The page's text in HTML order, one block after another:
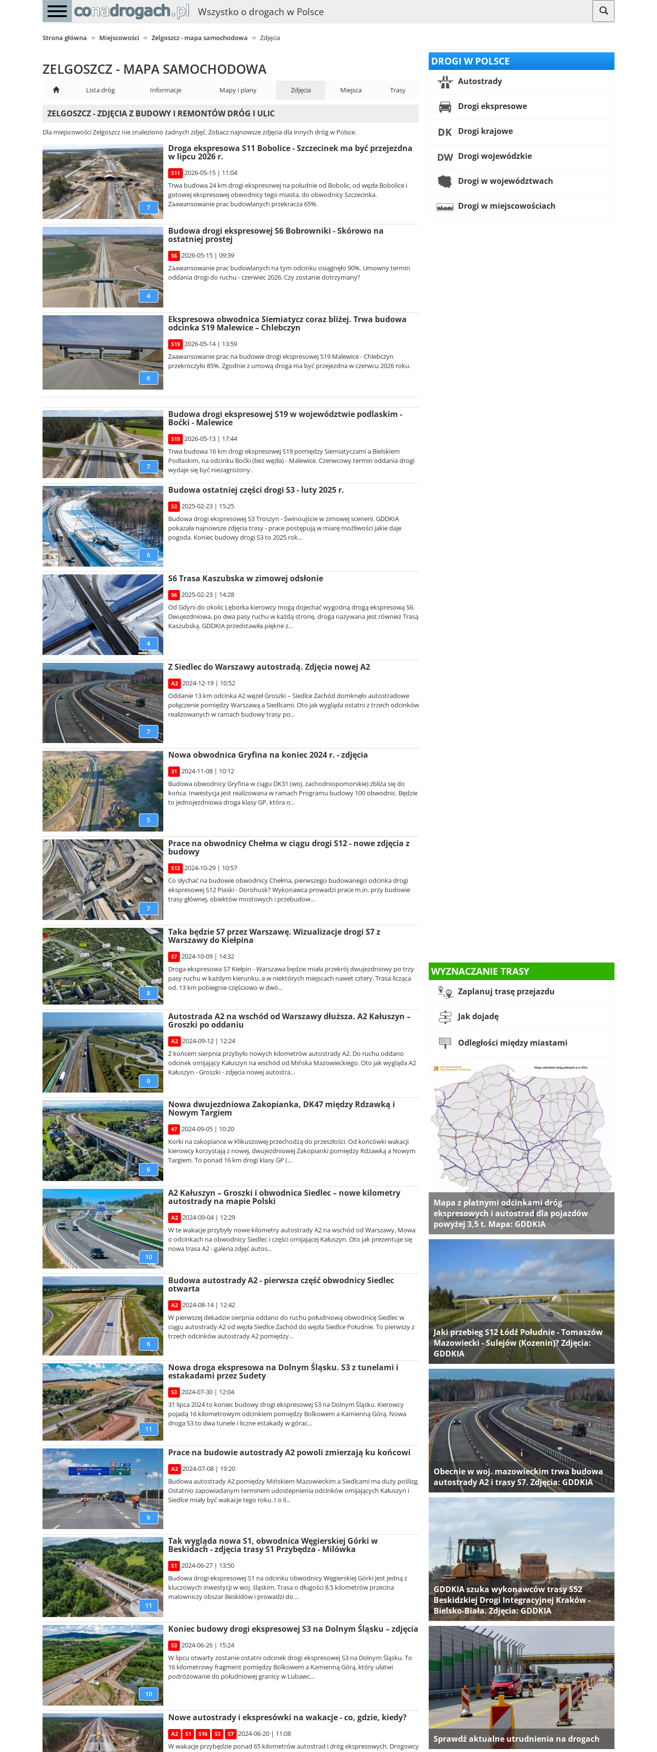
Wszystko o drogach w Polsce
Strona główna Miejscowości Zelgoszcz - mapa samochodowa Zdjęcia
ZELGOSZCZ - MAPA SAMOCHODOWA
Lista dróg Informacje Mapy i plany Zdjęcia Miejsca Trasy
ZELGOSZCZ - ZDJĘCIA Z BUDOWY I REMONTÓW DRÓG I ULIC
Dla miejscowości Zelgoszcz nie znaleziono żadnych zdjęć. Zobacz najnowsze zdjęcia dla innych dróg w Polsce.
7
Droga ekspresowa S11 Bobolice - Szczecinek ma być przejezdna
w lipcu 2026 r.
S11
2026-05-15 | 11:04
Trwa budowa 24 km drogi ekspresowej na południe od Bobolic, od węzła Bobolice i
gotowej ekspresowej obwodnicy tego miasta, do obwodnicy Szczecinka.
Zaawansowanie prac budowlanych przekracza 65%.
4
Budowa drogi ekspresowej S6 Bobrowniki - Skórowo na
ostatniej prostej
S6
2026-05-15 | 09:39
Zaawansowanie prac budowlanych na tym odcinku osiągnęło 90%. Umowny termin
oddania drogi do ruchu - czerwiec 2026. Czy zostanie dotrzymany?
6
Ekspresowa obwodnica Siemiatycz coraz bliżej. Trwa budowa
odcinka S19 Malewice – Chlebczyn
S19
2026-05-14 | 13:59
Zaawansowanie prac na budowie drogi ekspresowej S19 Malewice - Chlebczyn
przekroczyło 85%. Zgodnie z umową droga ma być przejezdna w czerwcu 2026 roku.
7
Budowa drogi ekspresowej S19 w województwie podlaskim -
Boćki - Malewice
S19
2026-05-13 | 17:44
Trwa budowa 16 km drogi ekspresowej S19 pomiędzy Siemiatyczami a Bielskiem
Podlaskim, na odcinku Boćki (bez węzła) - Malewice. Czerwcowy termin oddania drogi
wydaje się być niezagrożony.
6
Budowa ostatniej części drogi S3 - luty 2025 r.
S3
2025-02-23 | 15:25
Budowa drogi ekspresowej S3 Troszyn - Świnoujście w zimowej scenerii. GDDKIA
pokazała najnowsze zdjęcia trasy - prace postępują w miarę możliwości jakie daje
pogoda. Koniec budowy drogi S3 to 2025 rok...
4
S6 Trasa Kaszubska w zimowej odsłonie
S6
2025-02-23 | 14:28
Od Gdyni do okolic Lęborka kierowcy mogą dojechać wygodną drogą ekspresową S6.
Dwujezdniowa, po dwa pasy ruchu w każdą stronę, droga nazywana jest również Trasą
Kaszubską. GDDKIA przedstawiła piękne z...
7
Z Siedlec do Warszawy autostradą. Zdjęcia nowej A2
A2
2024-12-19 | 10:52
Oddanie 13 km odcinka A2 węzeł Groszki – Siedlce Zachód domknęło autostradowe
połączenie pomiędzy Warszawą a Siedlcami. Oto jak wygląda ostatni z trzech odcinków
realizowanych w ramach budowy trasy po...
5
Nowa obwodnica Gryfina na koniec 2024 r. - zdjęcia
31
2024-11-08 | 10:12
Budowa obwodnicy Gryfina w ciągu DK31 (woj. zachodniopomorskie) zbliża się do
końca. Inwestycja jest realizowana w ramach Programu budowy 100 obwodnic. Będzie
to jednojezdniowa droga klasy GP, która o...
7
Prace na obwodnicy Chełma w ciągu drogi S12 - nowe zdjęcia z
budowy
S12
2024-10-29 | 10:57
Co słychać na budowie obwodnicy Chełma, pierwszego budowanego odcinka drogi
ekspresowej S12 Piaski - Dorohusk? Wykonawca prowadzi prace m.in. przy budowie
trasy głównej, obiektów mostowych i przebudow...
8
Taka będzie S7 przez Warszawę. Wizualizacje drogi S7 z
Warszawy do Kiełpina
S7
2024-10-09 | 14:32
Droga ekspresowa S7 Kiełpin - Warszawa będzie miała przekrój dwujezdniowy po trzy
pasy ruchu w każdym kierunku, a w niektórych miejscach nawet cztery. Trasa licząca
od. 13 km pobiegnie częściowo w dwó...
9
Autostrada A2 na wschód od Warszawy dłuższa. A2 Kałuszyn –
Groszki po oddaniu
A2
2024-09-12 | 12:24
Z końcem sierpnia przybyło nowych kilometrów autostrady A2. Do ruchu oddano
odcinek omijający Kałuszyn na wschód od Mińska Mazowieckiego. Oto jak wygląda A2
Kałuszyn - Groszki - zdjęcia nowej autostra...
6
Nowa dwujezdniowa Zakopianka, DK47 między Rdzawką i
Nowym Targiem
47
2024-09-05 | 10:20
Korki na zakopiance w Klikuszowej przechodzą do przeszłości. Od końcówki wakacji
kierowcy korzystają z nowej, dwujezdniowej Zakopianki pomiędzy Rdzawką a Nowym
Targiem. To ponad 16 km drogi klasy GP (...
10
A2 Kałuszyn – Groszki i obwodnica Siedlec – nowe kilometry
autostrady na mapie Polski
A2
2024-09-04 | 12:29
W te wakacje przybyły nowe kilometry autostrady A2 na wschód od Warszawy, Mowa
o odcinkach na obwodnicy Siedlec i części omijającej Kałuszyn. Oto jak prezentuje się
nowa trasa A2 - galeria zdjęć autos...
6
Budowa autostrady A2 - pierwsza część obwodnicy Siedlec
otwarta
A2
2024-08-14 | 12:42
W pierwszej dekadzie sierpnia oddano do ruchu południową obwodnicę Siedlec w
ciągu autostrady A2 od węzła Siedlce Zachód do węzła Siedlce Południe. To pierwszy z
trzech odcinków autostrady A2 pomiędzy...
11
Nowa droga ekspresowa na Dolnym Śląsku. S3 z tunelami i
estakadami przez Sudety
S3
2024-07-30 | 12:04
31 lipca 2024 to koniec budowy drogi ekspresowej S3 na Dolnym Śląsku. Kierowcy
pojadą 16 kilometrowym odcinkiem pomiędzy Bolkowem a Kamienną Górą. Nowa
droga S3 to dwa tunele i liczne estakady w górac...
9
Prace na budowie autostrady A2 powoli zmierzają ku końcowi
A2
2024-07-08 | 19:20
Budowa autostrady A2 pomiędzy Mińskiem Mazowieckim a Siedlcami ma duży poślizg.
Ostatnio zapowiadanym terminem udostepnienia odcinków omijających Kałuszyn i
Siedlce miały być wakacje tego roku. I o il...
11
Tak wygląda nowa S1, obwodnica Węgierskiej Górki w
Beskidach - zdjęcia trasy S1 Przybędza - Milówka
S1
2024-06-27 | 13:50
Budowa drogi ekspresowej S1 na odcinku obwodnicy Węgierskiej Górki jest jedną z
kluczowych inwestycji w woj. śląskim. Trasa o długości 8,5 kilometrów przecina
malowniczy obszar Beskidów i prowadzi do ...
10
Koniec budowy drogi ekspresowej S3 na Dolnym Śląsku – zdjęcia
S3
2024-06-26 | 15:24
W lipcu otwarty zostanie ostatni odcinek drogi ekspresowej S3 na Dolnym Śląsku. To
16 kilometrowy fragment pomiędzy Bolkowem a Kamienną Górą, który ułatwi
podróżowanie do południowej granicy w Lubawc...
Nowe autostrady i ekspresówki na wakacje - co, gdzie, kiedy?
A2 S1 S16 S3 S7
2024-06-20 | 11:08
W wakacje przybędzie ponad 65 kilometrów autostrad i dróg ekspresowych. Drogowcy
DROGI W POLSCE
Autostrady
Drogi ekspresowe
Drogi krajowe
Drogi wojewódzkie
Drogi w województwach
Drogi w miejscowościach
WYZNACZANIE TRASY
Zaplanuj trasę przejazdu
Jak dojadę
Odległości między miastami
Mapa z płatnymi odcinkami dróg
ekspresowych i autostrad dla pojazdów
powyżej 3,5 t. Mapa: GDDKIA
Jaki przebieg S12 Łódź Południe - Tomaszów
Mazowiecki - Sulejów (Kozenin)? Zdjęcia:
GDDKIA
Obecnie w woj. mazowieckim trwa budowa
autostrady A2 i trasy S7. Zdjęcia: GDDKIA
GDDKIA szuka wykonawców trasy S52
Beskidzkiej Drogi Integracyjnej Kraków -
Bielsko-Biała. Zdjęcia: GDDKIA
Sprawdź aktualne utrudnienia na drogach